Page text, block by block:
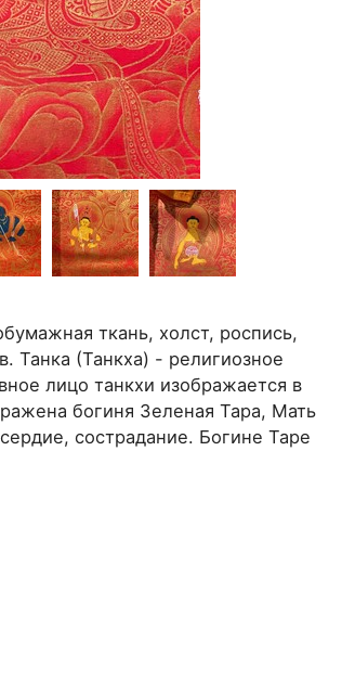
ткань, холст, роспись,
Танка (Танкха) - религиозное
лицо танкхи изображается в
богиня Зеленая Тара, Мать
сострадание. Богине Таре